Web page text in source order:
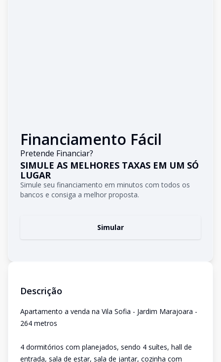
Financiamento Fácil
Pretende Financiar?
SIMULE AS MELHORES TAXAS EM UM SÓ
LUGAR
Simule seu financiamento em minutos com todos os
bancos e consiga a melhor proposta.
Simular
Descrição
Apartamento a venda na Vila Sofia - Jardim Marajoara -
264 metros
4 dormitórios com planejados, sendo 4 suítes, hall de
entrada, sala de estar, sala de jantar, cozinha com